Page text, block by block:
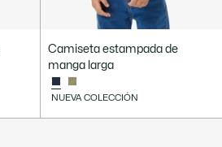
Camiseta estampada de
manga larga
NUEVA COLECCIÓN